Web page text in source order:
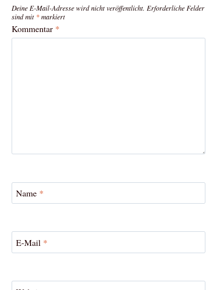
Deine E-Mail-Adresse wird nicht veröffentlicht. Erforderliche Felder
sind mit * markiert
Kommentar *
Name *
E-Mail *